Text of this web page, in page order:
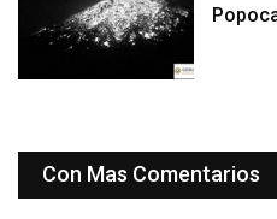
Con Mas Comentarios